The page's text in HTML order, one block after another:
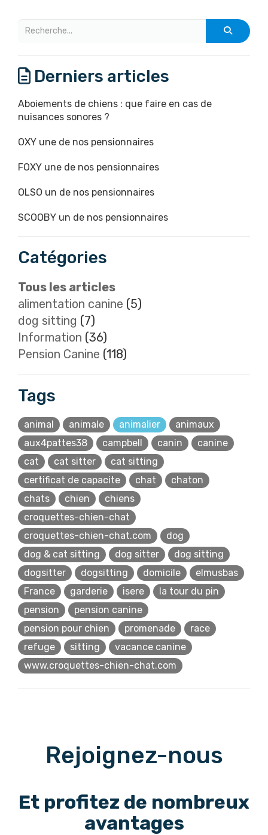
Derniers articles
Aboiements de chiens : que faire en cas de
nuisances sonores ?
OXY une de nos pensionnaires
FOXY une de nos pensionnaires
OLSO un de nos pensionnaires
SCOOBY un de nos pensionnaires
Catégories
Tous les articles
alimentation canine (5)
dog sitting (7)
Information (36)
Pension Canine (118)
Tags
animal animale animalier
animaux
aux4pattes38
campbell canin
canine
cat
cat sitter
cat sitting
certificat de capacite
chat
chaton
chats
chien
chiens
croquettes-chien-chat
croquettes-chien-chat.com
dog
dog & cat sitting
dog sitter
dog sitting
dogsitter
dogsitting domicile
elmusbas
France
garderie isere
la tour du pin
pension
pension canine
pension pour chien
promenade
race
refuge
sitting
vacance canine
www.croquettes-chien-chat.com
Rejoignez-nous
Et profitez de nombreux
avantages